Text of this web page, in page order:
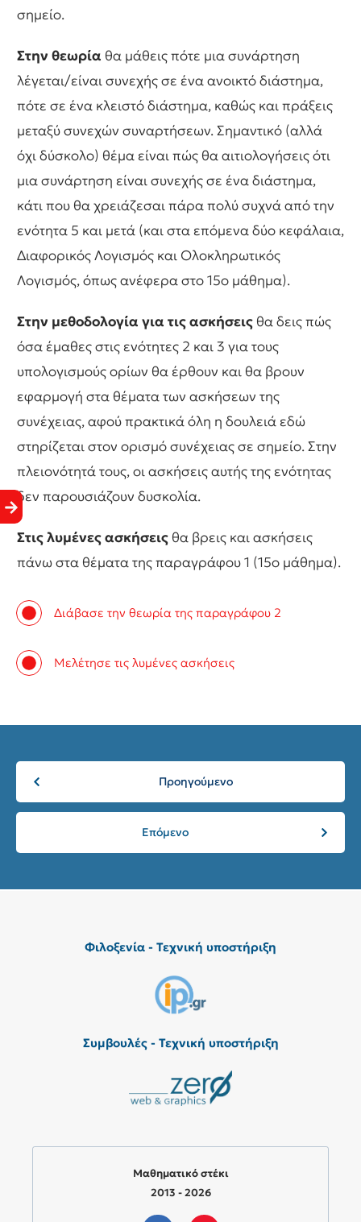
σημείο.
Στην θεωρία θα μάθεις πότε μια συνάρτηση
λέγεται/είναι συνεχής σε ένα ανοικτό διάστημα,
πότε σε ένα κλειστό διάστημα, καθώς και πράξεις
μεταξύ συνεχών συναρτήσεων. Σημαντικό (αλλά
όχι δύσκολο) θέμα είναι πώς θα αιτιολογήσεις ότι
μια συνάρτηση είναι συνεχής σε ένα διάστημα,
κάτι που θα χρειάζεσαι πάρα πολύ συχνά από την
ενότητα 5 και μετά (και στα επόμενα δύο κεφάλαια,
Διαφορικός Λογισμός και Ολοκληρωτικός
Λογισμός, όπως ανέφερα στο 15ο μάθημα).
Στην μεθοδολογία για τις ασκήσεις θα δεις πώς
όσα έμαθες στις ενότητες 2 και 3 για τους
υπολογισμούς ορίων θα έρθουν και θα βρουν
εφαρμογή στα θέματα των ασκήσεων της
συνέχειας, αφού πρακτικά όλη η δουλειά εδώ
στηρίζεται στον ορισμό συνέχειας σε σημείο. Στην
πλειονότητά τους, οι ασκήσεις αυτής της ενότητας
δεν παρουσιάζουν δυσκολία.
Στις λυμένες ασκήσεις θα βρεις και ασκήσεις
πάνω στα θέματα της παραγράφου 1 (15ο μάθημα).
Διάβασε την θεωρία της παραγράφου 2
Μελέτησε τις λυμένες ασκήσεις
Προηγούμενο
Επόμενο
Φιλοξενία - Τεχνική υποστήριξη
Συμβουλές - Τεχνική υποστήριξη
Μαθηματικό στέκι
2013 - 2026